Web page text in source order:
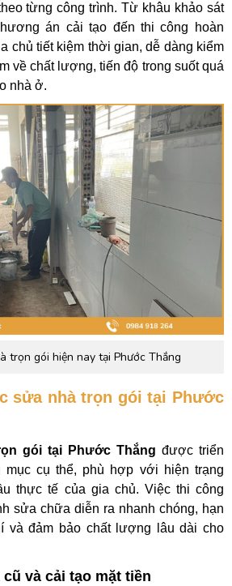
từng công trình. Từ khâu khảo sát
án cải tạo đến thi công hoàn
chủ tiết kiệm thời gian, dễ dàng kiểm
về chất lượng, tiến độ trong suốt quá
nhà ở.
trọn gói hiện nay tại Phước Thắng
sửa nhà trọn gói tại Phước
gói tại Phước Thắng được triển
mục cụ thể, phù hợp với hiện trạng
thực tế của gia chủ. Việc thi công
sửa chữa diễn ra nhanh chóng, hạn
và đảm bảo chất lượng lâu dài cho
và cải tạo mặt tiền